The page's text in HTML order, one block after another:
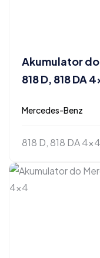
Akumulator
818 D, 818 DA
Mercedes-Benz
818 D, 818 DA 4x4